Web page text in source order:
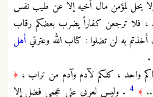
ولا يحل لمؤمن مال أخيه إلا عن طيب نفس
، فلا ترجعن كفاراً يضرب بعضكم رقاب
به لن تضلوا : كتاب الله وعترتي أهل
.
واحد ، كلكم لآدم وآدم من تراب ، ﴿
﴾ 4. وليس لعربي على عجمي فضل إلا